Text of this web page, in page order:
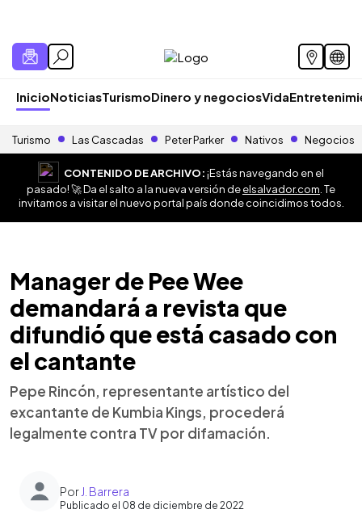
InicioNoticiasTurismoDinero y negociosVida
Turismo Las Cascadas Peter Parker Nativos Negocios
CONTENIDO DE ARCHIVO:¡Estás navegando en el
pasado! 🚀 Da el salto a la nueva versión deelsalvador.com . Te
invitamos a visitar el nuevo portal país donde coincidimos todos.
Manager de Pee Wee
demandará a revista que
difundió que está casado con
el cantante
Pepe Rincón, representante artístico del
excantante de Kumbia Kings, procederá
legalmente contra TV por difamación.
Por J. Barrera
Publicado el 08 de diciembre de 2022